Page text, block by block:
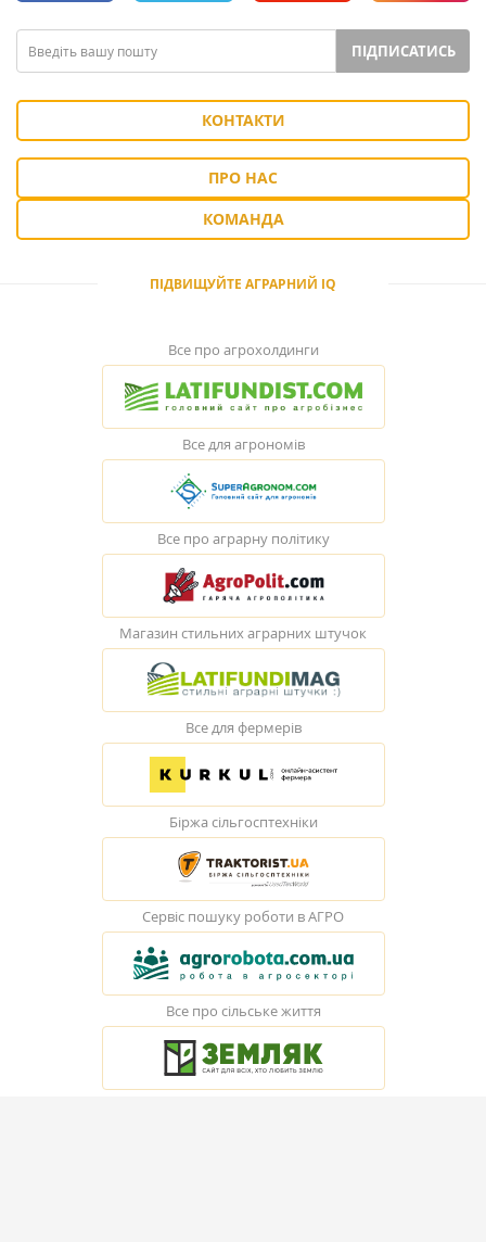
ПІДПИСАТИСЬ
КОНТАКТИ
ПРО НАС
КОМАНДА
ПІДВИЩУЙТЕ АГРАРНИЙ IQ
Все про агрохолдинги
Все для агрономів
Все про аграрну політику
Магазин стильних аграрних штучок
Все для фермерів
Біржа сільгосптехніки
Сервіс пошуку роботи в АГРО
Все про сільське життя